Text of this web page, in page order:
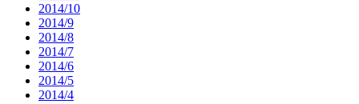
2014/10
2014/9
2014/8
2014/7
2014/6
2014/5
2014/4